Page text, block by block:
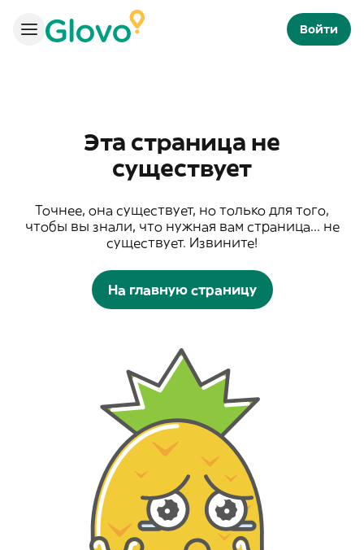
Войти
Эта страница не
существует
Точнее, она существует, но только для того,
чтобы вы знали, что нужная вам страница... не
существует. Извините!
На главную страницу